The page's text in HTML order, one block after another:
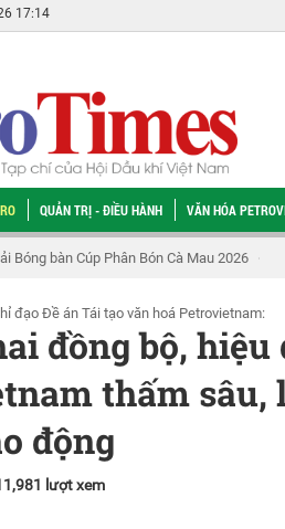
17:14
QUẢN TRỊ - ĐIỀU HÀNH VĂN HÓA
hoạt động Bà Rịa - Vũng Tàu tổng kết Chiến
đạo Đề án Tái tạo văn hoá Petrovietnam:
đồng bộ, hiệu
thấm
động
lượt xem